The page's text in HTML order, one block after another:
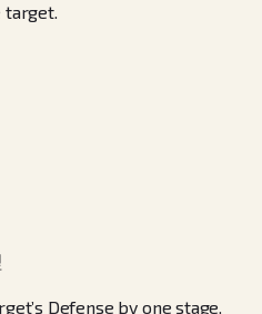
target.
Defense by one stage.